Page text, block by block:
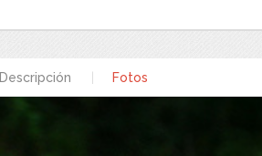
Descripción Fotos